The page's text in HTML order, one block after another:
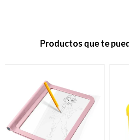
Productos que te